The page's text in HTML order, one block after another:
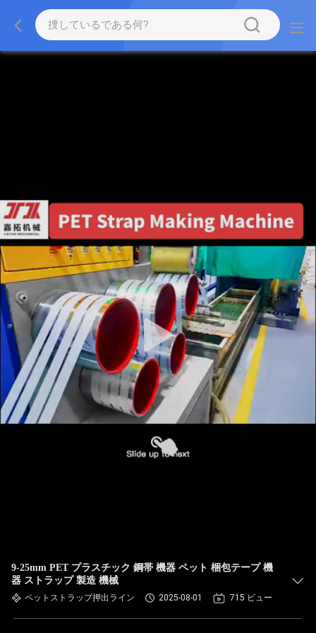
9-25mm PET プラスチック 鋼帯 機器 ペット 梱包テープ 機
器 ストラップ 製造 機械
ペットストラップ押出ライン 2025-08-01 715 ビュー